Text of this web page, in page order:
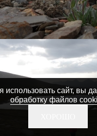
использовать сайт, вы
обработку файлов